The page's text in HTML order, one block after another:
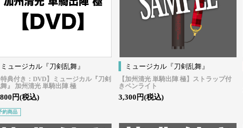
ミュージカル『刀剣乱舞』
典付き：DVD】ミュージカル『刀剣
』 加州清光 単騎出陣 極
円(税込)
約商品
ミュージカル『刀剣乱舞』
【加州清光 単騎出陣 極】ストラップ付
きペンライト
3,300円(税込)